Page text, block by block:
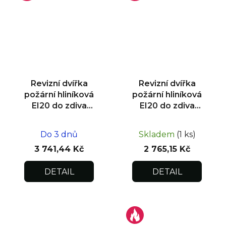
Revizní dvířka
požární hliníková
EI20 do zdiva
Do 3 dnů
3 741,44 Kč
DETAIL
Revizní dvířka
požární hliníková
EI20 do zdiva
Skladem (1 ks)
2 765,15 Kč
DETAIL